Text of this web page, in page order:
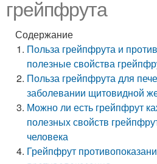
грейпфрута
Содержание
Польза грейпфрута и
полезные свойства
Польза грейпфрута для
заболевании щитовидной
Можно ли есть грейпфрут
полезных свойств
человека
Грейпфрут